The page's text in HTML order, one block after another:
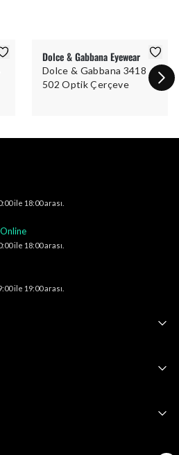
Dolce & Gabbana Eyewear
Dolce & Gabbana 3418
502 Optik Çerçeve
ile 18:00 arası.
Online
ile 18:00 arası.
ile 19:00 arası.